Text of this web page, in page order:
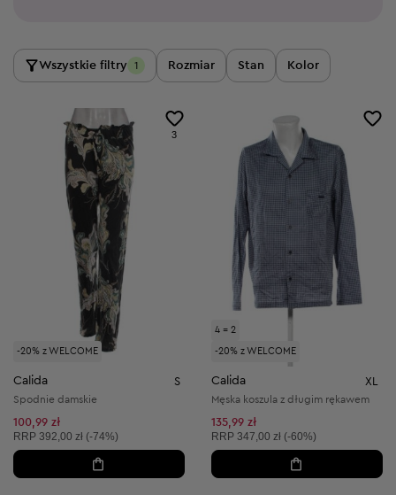
Wszystkie filtry 1 Rozmiar Stan Kolor
-20% z WELCOME
3
Calida S
Spodnie damskie
100,99 zł
Cena sugerowana:
RRP 392,00 zł (-74%)
4 = 2
-20% z WELCOME
Calida XL
Męska koszula z długim rękawem
135,99 zł
Cena sugerowana:
RRP 347,00 zł (-60%)